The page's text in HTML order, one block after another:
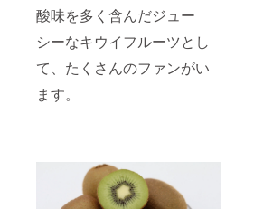
酸味を多く含んだジュー
シーなキウイフルーツとし
て、たくさんのファンがい
ます。